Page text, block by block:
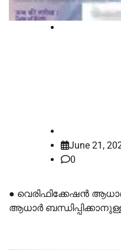
June 21,
0
● വെരിഫിക്കേഷൻ
ആധാർ